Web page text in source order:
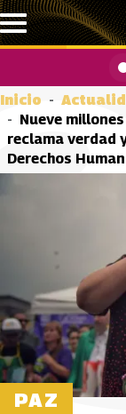
Pasar al contenido
Inicio
Nueve
reclama verdad
Derechos
PAZ